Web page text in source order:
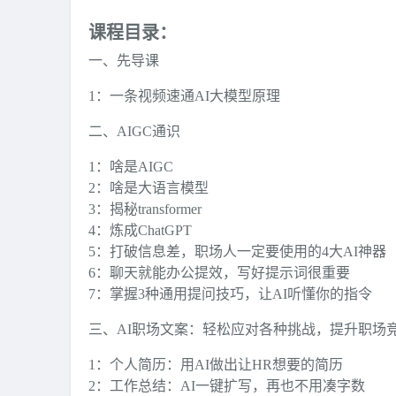
课程目录：
一、先导课
1：一条视频速通AI大模型原理
二、AIGC通识
1：啥是AIGC
2：啥是大语言模型
3：揭秘transformer
4：炼成ChatGPT
5：打破信息差，职场人一定要使用的4大AI神器
6：聊天就能办公提效，写好提示词很重要
7：掌握3种通用提问技巧，让AI听懂你的指令
三、AI职场文案：轻松应对各种挑战，提升职场
1：个人简历：用AI做出让HR想要的简历
2：工作总结：AI一键扩写，再也不用凑字数